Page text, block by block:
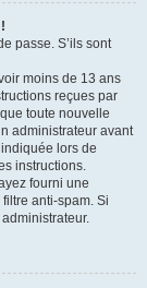
passe. S’ils sont
moins de 13 ans
reçues par
toute nouvelle
administrateur avant
lors de
instructions.
fourni une
anti-spam. Si